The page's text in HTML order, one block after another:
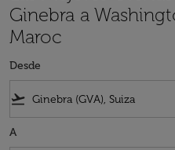
Ginebra a
Maroc
Desde
flight_takeoff
A